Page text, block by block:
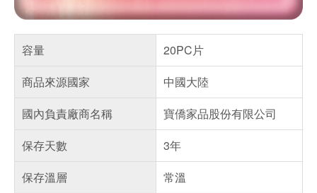
容量
20PC片
商品來源國家
中國大陸
國內負責廠商名稱
寶僑家品股份有限公司
保存天數
3年
保存溫層
常溫